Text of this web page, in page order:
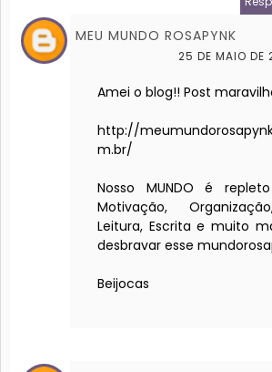
MEU MUNDO ROSAPYNK
25 DE MAIO DE
Amei o blog!! Post
http://
m.br/
Nosso MUNDO é
Motivação,
Leitura, Escrita e muito
desbravar esse
Beijocas